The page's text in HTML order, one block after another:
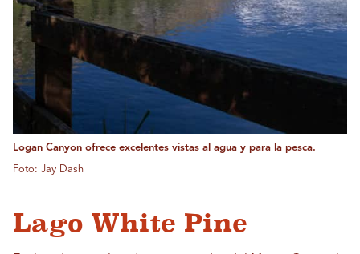
Logan Canyon ofrece excelentes vistas al agua y para la pesca.
Foto: Jay Dash
Lago White Pine